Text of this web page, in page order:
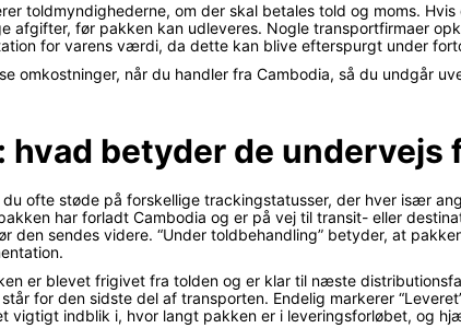
toldmyndighederne, om der skal betales told og moms.
afgifter, før pakken kan udleveres. Nogle transportfirmaer
for varens værdi, da dette kan blive efterspurgt under
omkostninger, når du handler fra Cambodia, så du undgår
betyder de undervejs
ofte støde på forskellige trackingstatusser, der hver især
har forladt Cambodia og er på vej til transit- eller
den sendes videre. “Under toldbehandling” betyder, at
er blevet frigivet fra tolden og er klar til næste
for den sidste del af transporten. Endelig markerer
vigtigt indblik i, hvor langt pakken er i leveringsforløbet, og